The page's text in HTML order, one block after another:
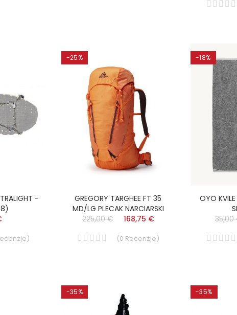
-
)
-25%
GREGORY TARGHEE FT 35
MD/LG PLECAK NARCIARSKI
225,00 €
168,75 €
(0 Recenzje)
-18%
OYO
35,00
-35% -35%